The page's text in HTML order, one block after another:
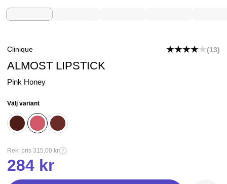
Clinique (13)
ALMOST LIPSTICK
Pink Honey
Välj variant
Rek. pris 315,00 kr
284 kr